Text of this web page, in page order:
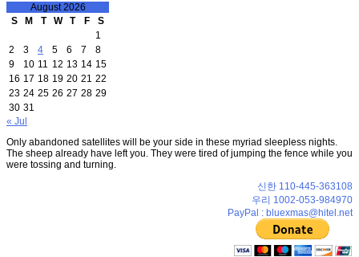
August 2026
S
M T W T F
S
1
2
3 4 5 6 7
8
9
10 11 12 13 14 15
16 17 18 19 20 21 22
23 24 25 26 27 28 29
30 31
« Jul
Only abandoned satellites will be your side in these myriad sleepless nights.
The sheep already have left you. They were tired of jumping the fence while you
were tossing and turning.
신한 110-445-363108
우리 1002-053-984970
PayPal : bluexmas@hitel.net